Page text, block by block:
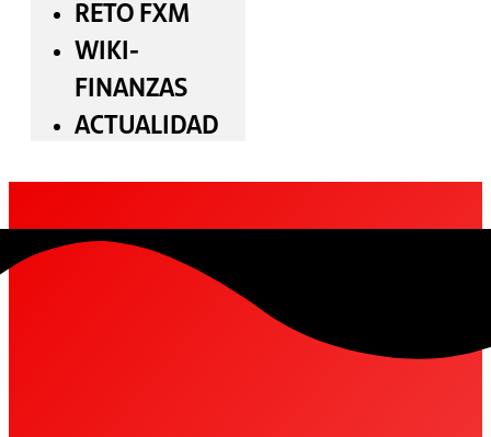
RETO FXM
WIKI-
FINANZAS
ACTUALIDAD